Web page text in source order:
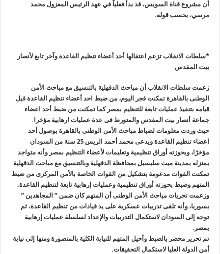
أن مشروع قناة السويس، قد بدأ فعلياً في عهد الرئيس المعزول محمد
مرسي، بحسب قوله.
*سلطات الانقلاب تزعم اعتقالها أحد أعضاء تنظيم القاعدة وآخر تابع لأنصار
بيت المقدس
زعمت سلطات الانقلاب أن مباحث الدقهلية بالتنسيق مع مباحث الأمن
الوطنى بالقاهرة تمكنت فجر اليوم، من ضبط احد أعضاء تنظيم القاعدة قبل
قيامه بتنفيذ عمليات تابعة للتنظيم بمصر كما تمكنت من ضبط أحد اعضاء
جماعة أنصار بيت المقدس والمتورط فى عدة عمليات ارهابية مؤخرا.
حيث وردت معلومات لضباط مباحث الأمن الوطنى بالقاهرة بوصول أحد
اعضاء تنظيم القاعدة ويدعى محمد أحمد الريس 25 سنة من السودان
مؤخرًا، وبحوزته أوراق تنظيمية وتعليمات لأعضاء التنظيم بمصر وأنه متواجد
بمنزله بمدينة ميت سليسيل بمحافظة الدقهلية وبالتنسيق مع مباحث الدقهلية
تمكنت القوات مدعومة بتشكيل من القوات الخاصة بالأمن المركزى من ضبط
المتهم وضبط بحوزته أوراق تنظيمية وعمليات إرهابية تابعة لتنظيم القاعدة.
وزعمت تحريات مباحث الأمن الوطنى أن المتهم كان ضمن ” المجاهدين ”
بسوريا، وأنه تلقى تدريبات عسكرية على يد قيادات من تنظيم القاعدة، ثم
توجه إلى السودان لاستكمال التدريبات والإعداد لسلسلة عمليات إرهابية
بمصر.
تم تحرير محضر بالضبط وأحيل المتهم للنيابة الكلية بالمنصورة ومنها إلى نيابة
أمن الدولة العليا لاستكمال التحقيقات.